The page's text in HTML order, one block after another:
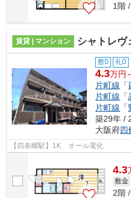
1階
賃貸 | マンション シャトレヴ
敷0 礼0
4.3万円
片町線 「
片町線 「
片町線 「
築29年 /
大阪府四
【四条畷駅】1K オール電化
4.3
敷金
2階